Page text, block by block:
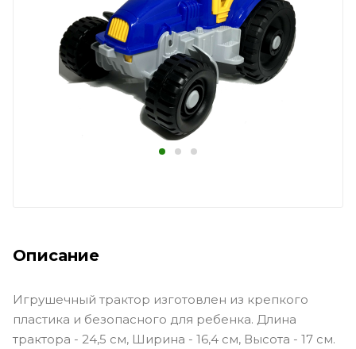
Описание
Игрушечный трактор изготовлен из крепкого
пластика и безопасного для ребенка. Длина
трактора - 24,5 см, Ширина - 16,4 см, Высота - 17 см.